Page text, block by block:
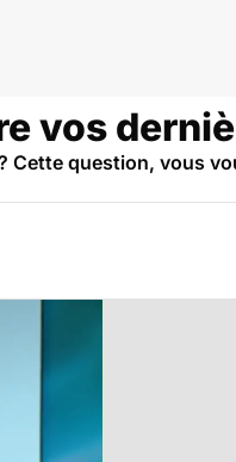
vos
Cette question, vous